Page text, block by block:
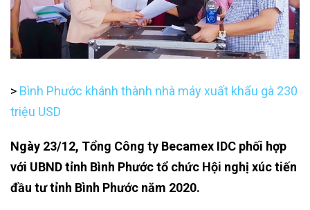
> Bình Phước khánh thành nhà máy xuất khẩu gà 230
triệu USD
Ngày 23/12, Tổng Công ty Becamex IDC phối hợp
với UBND tỉnh Bình Phước tổ chức Hội nghị xúc tiến
đầu tư tỉnh Bình Phước năm 2020.